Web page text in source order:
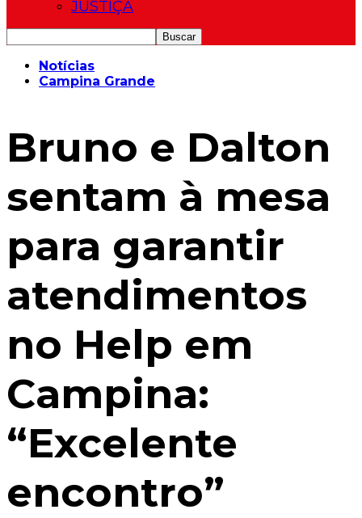
JUSTIÇA
Notícias
Campina Grande
Bruno e Dalton
sentam à mesa
para garantir
atendimentos
no Help em
Campina:
“Excelente
encontro”